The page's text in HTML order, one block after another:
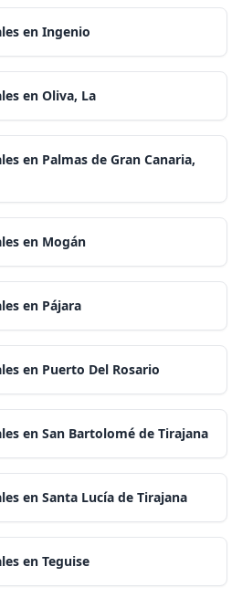
en Ingenio
en Oliva, La
en Palmas de Gran Canaria,
en Mogán
en Pájara
en Puerto Del Rosario
en San Bartolomé de Tirajana
en Santa Lucía de Tirajana
en Teguise